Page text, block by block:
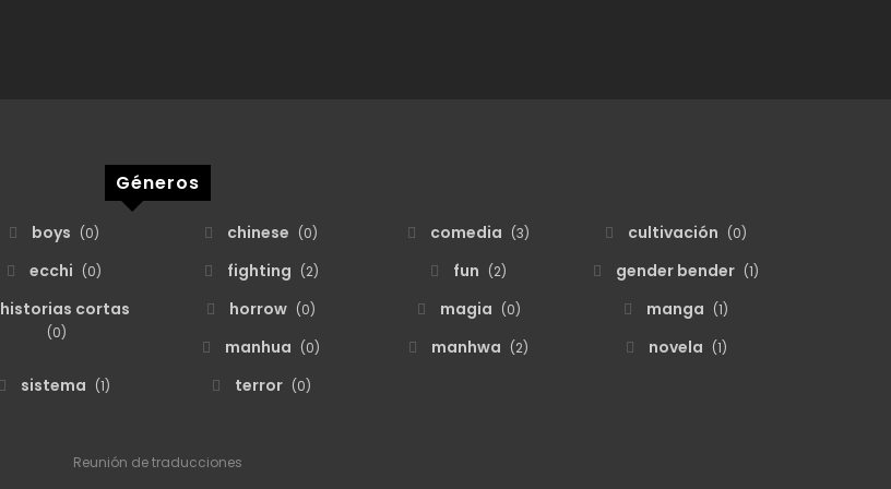
Géneros
boys (0) chinese (0) comedia (3) cultivación (0)
ecchi (0) fighting (2) fun (2) gender bender (1)
historias cortas
(0)
horrow (0) magia (0) manga (1)
manhua (0) manhwa (2) novela (1)
sistema (1) terror (0)
Reunión de traducciones